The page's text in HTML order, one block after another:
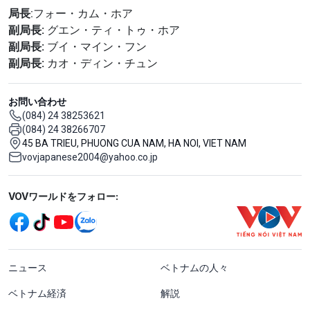
局長:フォー・カム・ホア
副局長: グエン・ティ・トゥ・ホア
副局長: ブイ・マイン・フン
副局長: カオ・ディン・チュン
お問い合わせ
(084) 24 38253621
(084) 24 38266707
45 BA TRIEU, PHUONG CUA NAM, HA NOI, VIET NAM
vovjapanese2004@yahoo.co.jp
Mạng xã hội
VOVワールドをフォロー:
menu footer tiếng Nhật
ニュース ベトナムの人々
ベトナム経済 解説